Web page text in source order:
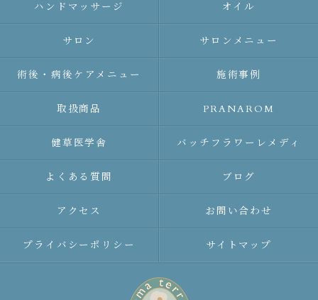
ハンドマッサージ オイル
サロン サロンメニュー
術後・病後ケアメニュー 施術事例
取扱商品 PRANAROM
健草医学舎 バッチフラワーレメディ
よくある質問 ブログ
アクセス お問い合わせ
プライバシーポリシー サイトマップ